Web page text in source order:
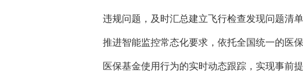
违规问题，及时汇总建立飞行检查发现问题清
推进智能监控常态化要求，依托全国统一的医
医保基金使用行为的实时动态跟踪，实现事前